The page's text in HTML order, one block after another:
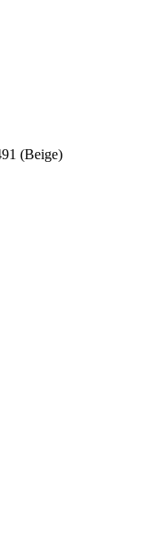
(Beige)